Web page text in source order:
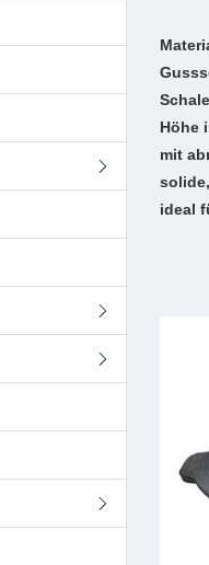
Höhe
mit
ideal